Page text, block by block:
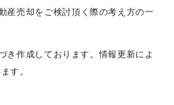
産売却をご検討頂く際の考え方の一
き作成しております。情報更新によ
す。